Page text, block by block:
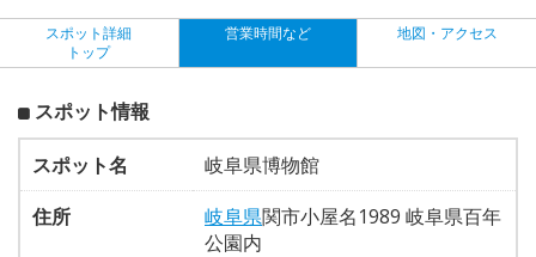
スポット詳細
トップ
営業時間など 地図・アクセス
スポット情報
スポット名
岐阜県博物館
住所
岐阜県関市小屋名1989 岐阜県百年
公園内